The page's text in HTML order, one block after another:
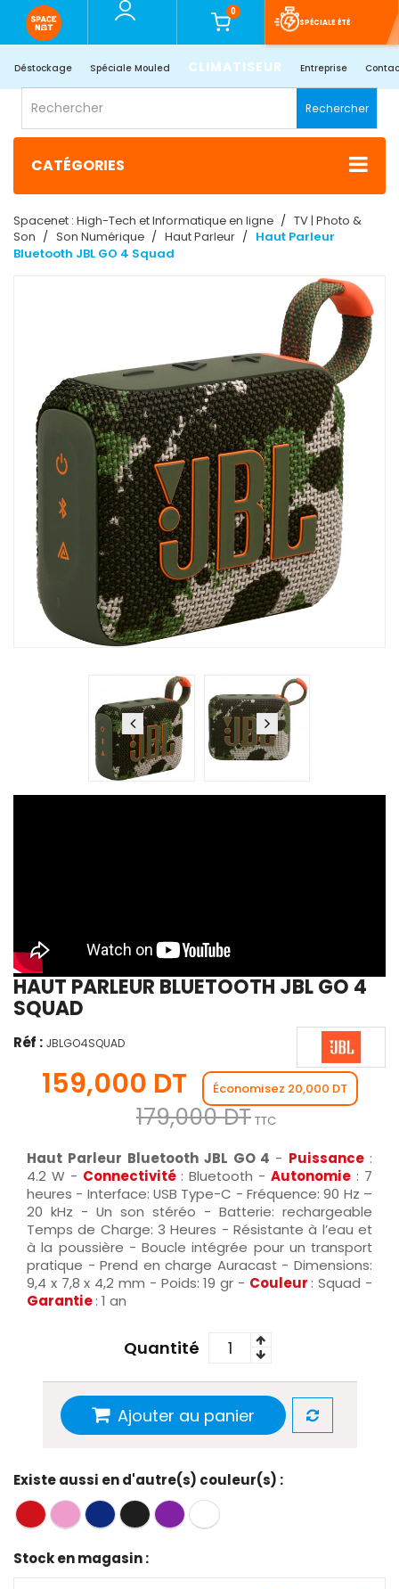
0
SPÉCIALE ÉTÉ
Déstockage Spéciale Mouled CLIMATISEUR Entreprise
Rechercher
CATÉGORIES
Spacenet : High-Tech et Informatique en ligne
TV | Photo &
Son
Son Numérique Haut Parleur
Haut Parleur
Bluetooth JBL GO 4 Squad
HAUT PARLEUR BLUETOOTH JBL GO 4
SQUAD
Réf : JBLGO4SQUAD
159,000 DT Économisez 20,000 DT
179,000 DT TTC
Haut Parleur Bluetooth JBL GO 4 - Puissance :
4.2 W - Connectivité : Bluetooth - Autonomie : 7
heures - Interface: USB Type-C - Fréquence: 90 Hz –
20 kHz - Un son stéréo - Batterie: rechargeable
Temps de Charge: 3 Heures - Résistante à l’eau et
à la poussière - Boucle intégrée pour un transport
pratique - Prend en charge Auracast - Dimensions:
9,4 x 7,8 x 4,2 mm - Poids: 19 gr - Couleur : Squad -
Garantie: 1 an
Quantité
Ajouter au panier
Existe aussi en d'autre(s) couleur(s) :
Stock en magasin :